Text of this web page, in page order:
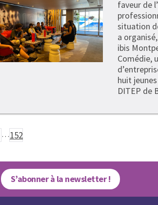
faveur de
situation
a
ibis
Comédie,
huit
DITEP de
…152
S’abonner à la newsletter !